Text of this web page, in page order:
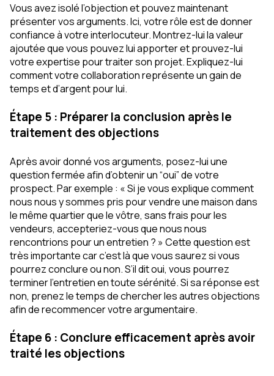
Vous avez isolé l’objection et pouvez maintenant
présenter vos arguments. Ici, votre rôle est de donner
confiance à votre interlocuteur. Montrez-lui la valeur
ajoutée que vous pouvez lui apporter et prouvez-lui
votre expertise pour traiter son projet. Expliquez-lui
comment votre collaboration représente un gain de
temps et d’argent pour lui.
Étape 5 : Préparer la conclusion après le
traitement des objections
Après avoir donné vos arguments, posez-lui une
question fermée afin d’obtenir un “oui” de votre
prospect. Par exemple : « Si je vous explique comment
nous nous y sommes pris pour vendre une maison dans
le même quartier que le vôtre, sans frais pour les
vendeurs, accepteriez-vous que nous nous
rencontrions pour un entretien ? » Cette question est
très importante car c’est là que vous saurez si vous
pourrez conclure ou non. S’il dit oui, vous pourrez
terminer l’entretien en toute sérénité. Si sa réponse est
non, prenez le temps de chercher les autres objections
afin de recommencer votre argumentaire.
Étape 6 : Conclure efficacement après avoir
traité les objections